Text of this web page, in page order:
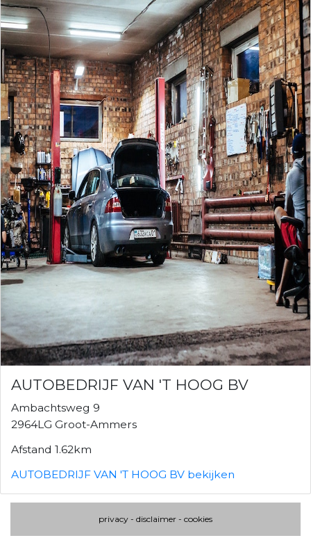
AUTOBEDRIJF VAN 'T HOOG BV
Ambachtsweg 9
2964LG Groot-Ammers
Afstand 1.62km
AUTOBEDRIJF VAN 'T HOOG BV bekijken
privacy - disclaimer - cookies